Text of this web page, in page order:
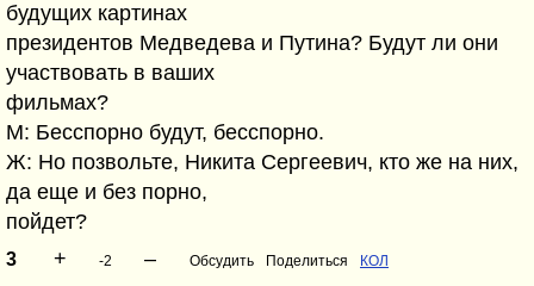
будущих картинах
президентов Медведева и Путина? Будут ли они
участвовать в ваших
фильмах?
М: Бесспорно будут, бесспорно.
Ж: Но позвольте, Никита Сергеевич, кто же на них,
да еще и без порно,
пойдет?
3 + -2 – Обсудить Поделиться КОЛ